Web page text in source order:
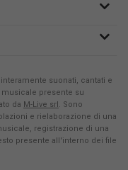
suonati, cantati e
presente su
da M-Live srl. Sono
e rielaborazione di una
registrazione di una
presente all'interno dei file